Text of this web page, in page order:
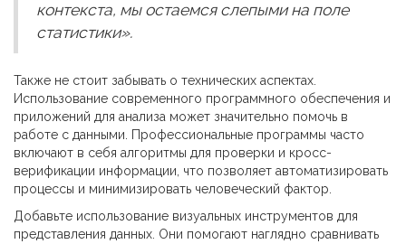
контекста, мы остаемся слепыми на поле
статистики».
Также не стоит забывать о технических аспектах.
Использование современного программного обеспечения и
приложений для анализа может значительно помочь в
работе с данными. Профессиональные программы часто
включают в себя алгоритмы для проверки и кросс-
верификации информации, что позволяет автоматизировать
процессы и минимизировать человеческий фактор.
Добавьте использование визуальных инструментов для
представления данных. Они помогают наглядно сравнивать